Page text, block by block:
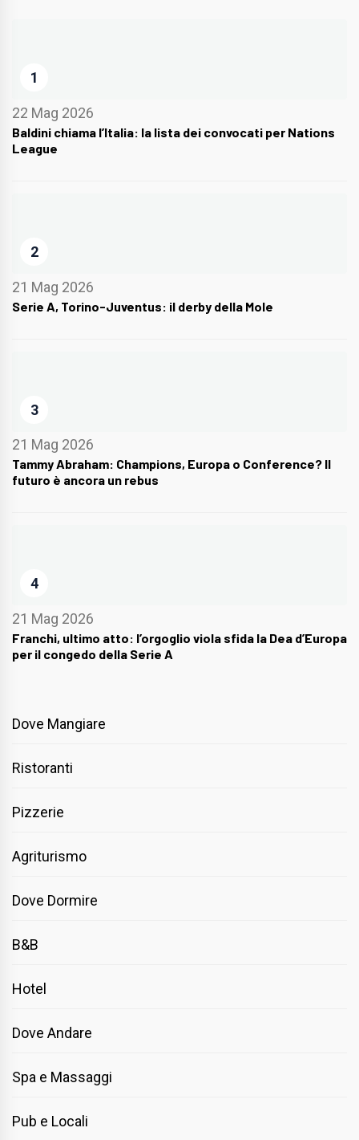
1
22 Mag 2026
Baldini chiama l’Italia: la lista dei convocati per Nations
League
2
21 Mag 2026
Serie A, Torino-Juventus: il derby della Mole
3
21 Mag 2026
Tammy Abraham: Champions, Europa o Conference? Il
futuro è ancora un rebus
4
21 Mag 2026
Franchi, ultimo atto: l’orgoglio viola sfida la Dea d’Europa
per il congedo della Serie A
Dove Mangiare
Ristoranti
Pizzerie
Agriturismo
Dove Dormire
B&B
Hotel
Dove Andare
Spa e Massaggi
Pub e Locali